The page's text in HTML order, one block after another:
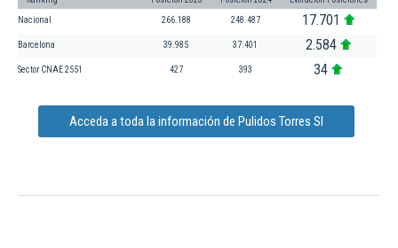
Nacional 266.188 248.487 17.701
Barcelona 39.985 37.401 2.584
Sector CNAE 2551 427 393 34
Acceda a toda la información de Pulidos Torres Sl